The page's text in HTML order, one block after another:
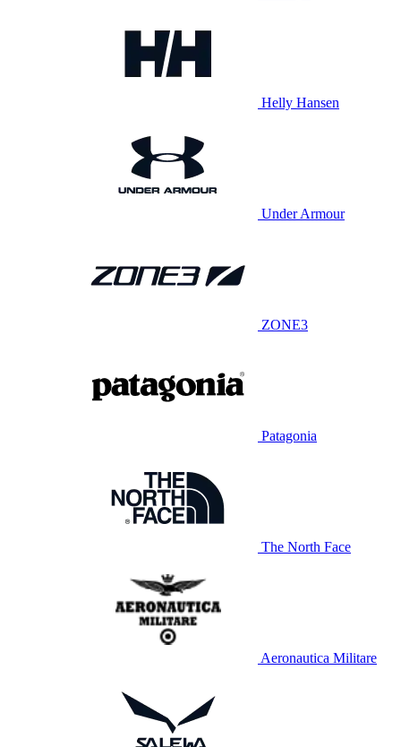
Helly Hansen
Under Armour
ZONE3
Patagonia
The North Face
Aeronautica Militare